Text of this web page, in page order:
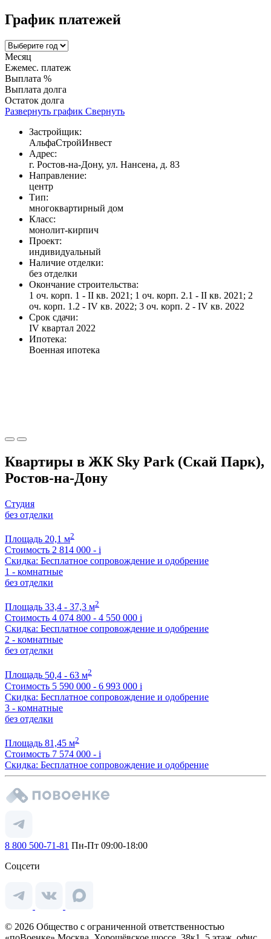
График платежей
Месяц
Ежемес. платеж
Выплата %
Выплата долга
Остаток долга
Развернуть график Свернуть
Застройщик:
АльфаСтройИнвест
Адрес:
г. Ростов-на-Дону, ул. Нансена, д. 83
Направление:
центр
Тип:
многоквартирный дом
Класс:
монолит-кирпич
Проект:
индивидуальный
Наличие отделки:
без отделки
Окончание строительства:
1 оч. корп. 1 - II кв. 2021; 1 оч. корп. 2.1 - II кв. 2021; 2
оч. корп. 1.2 - IV кв. 2022; 3 оч. корп. 2 - IV кв. 2022
Срок сдачи:
IV квартал 2022
Ипотека:
Военная ипотека
Квартиры в ЖК Sky Park (Скай Парк),
Ростов-на-Дону
Студия
без отделки
Площадь 20,1 м2
Стоимость 2 814 000 - i
Скидка: Бесплатное сопровождение и одобрение
1 - комнатные
без отделки
Площадь 33,4 - 37,3 м2
Стоимость 4 074 800 - 4 550 000 i
Скидка: Бесплатное сопровождение и одобрение
2 - комнатные
без отделки
Площадь 50,4 - 63 м2
Стоимость 5 590 000 - 6 993 000 i
Скидка: Бесплатное сопровождение и одобрение
3 - комнатные
без отделки
Площадь 81,45 м2
Стоимость 7 574 000 - i
Скидка: Бесплатное сопровождение и одобрение
8 800 500-71-81 Пн-Пт 09:00-18:00
Соцсети
© 2026 Общество с ограниченной ответственностью